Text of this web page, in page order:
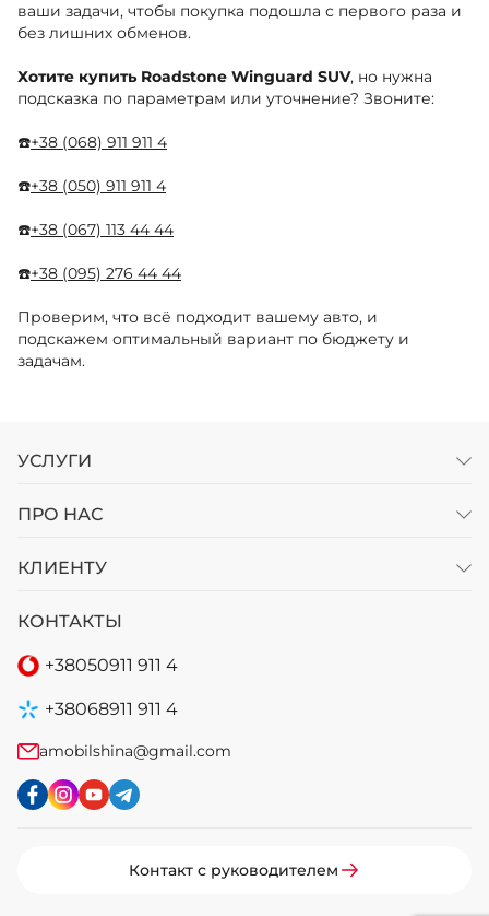
ваши задачи, чтобы покупка подошла с первого раза и
без лишних обменов.
Хотите купить Roadstone Winguard SUV, но нужна
подсказка по параметрам или уточнение? Звоните:
☎️+38 (068) 911 911 4
☎️+38 (050) 911 911 4
☎️+38 (067) 113 44 44
☎️+38 (095) 276 44 44
Проверим, что всё подходит вашему авто, и
подскажем оптимальный вариант по бюджету и
задачам.
УСЛУГИ
ПРО НАС
КЛИЕНТУ
КОНТАКТЫ
+38050911 911 4
+38068911 911 4
amobilshina@gmail.com
Контакт с руководителем